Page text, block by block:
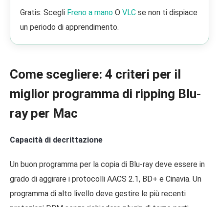
Gratis: Scegli Freno a mano O VLC se non ti dispiace
un periodo di apprendimento.
Come scegliere: 4 criteri per il
miglior programma di ripping Blu-
ray per Mac
Capacità di decrittazione
Un buon programma per la copia di Blu-ray deve essere in
grado di aggirare i protocolli AACS 2.1, BD+ e Cinavia. Un
programma di alto livello deve gestire le più recenti